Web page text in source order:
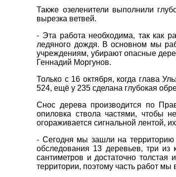
Также озеленители выполнили
вырезка ветвей.
- Эта работа необходима, так как
ледяного дождя. В основном мы
учреждениям, убирают опасные
Геннадий Моргунов.
Только с 16 октября, когда глава
524, ещё у 235 сделана глубокая
Снос дерева производится по
опиловка ствола частями, чтобы
огораживается сигнальной лентой,
- Сегодня мы зашли на
обследования 13 деревьев, три из
сантиметров и достаточно
территории, поэтому часть работ